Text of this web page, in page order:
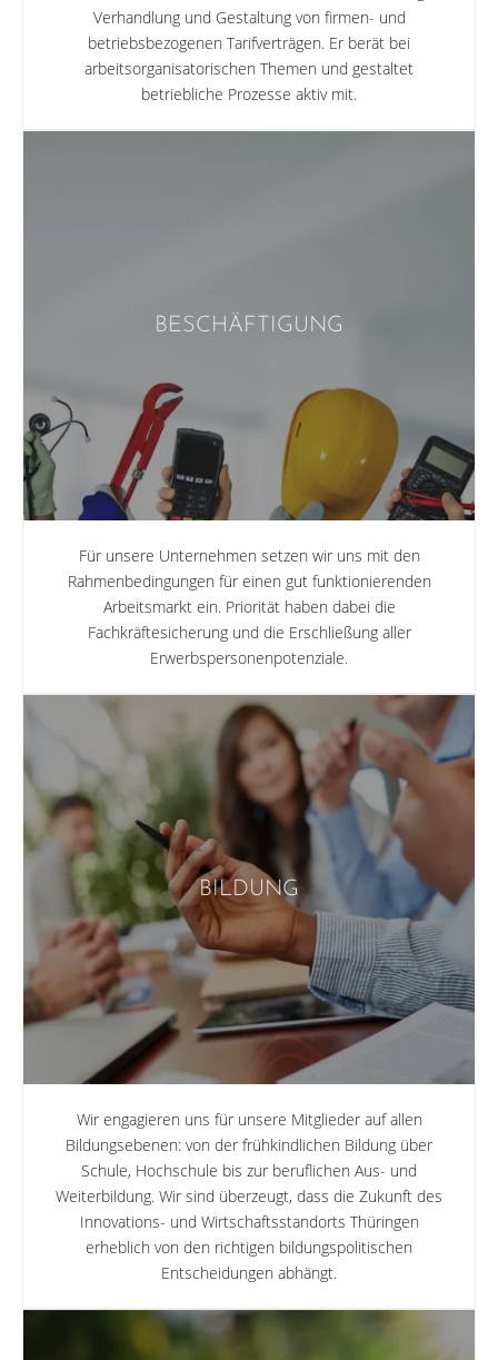
Verhandlung und Gestaltung von firmen- und
betriebsbezogenen Tarifverträgen. Er berät bei
arbeitsorganisatorischen Themen und gestaltet
betriebliche Prozesse aktiv mit.
BESCHÄFTIGUNG
Für unsere Unternehmen setzen wir uns mit den
Rahmenbedingungen für einen gut funktionierenden
Arbeitsmarkt ein. Priorität haben dabei die
Fachkräftesicherung und die Erschließung aller
Erwerbspersonenpotenziale.
BILDUNG
Wir engagieren uns für unsere Mitglieder auf allen
Bildungsebenen: von der frühkindlichen Bildung über
Schule, Hochschule bis zur beruflichen Aus- und
Weiterbildung. Wir sind überzeugt, dass die Zukunft des
Innovations- und Wirtschaftsstandorts Thüringen
erheblich von den richtigen bildungspolitischen
Entscheidungen abhängt.